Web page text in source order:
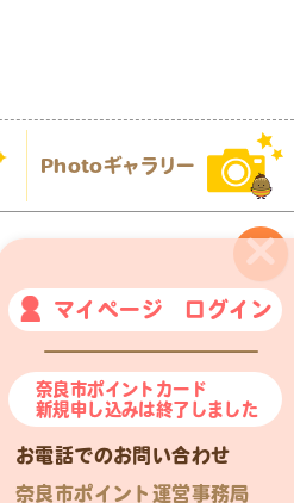
×
マイページ ログイン
奈良市ポイントカード
新規申し込みは終了しました
お電話でのお問い合わせ
奈良市ポイント運営事務局
Photoギャラリー